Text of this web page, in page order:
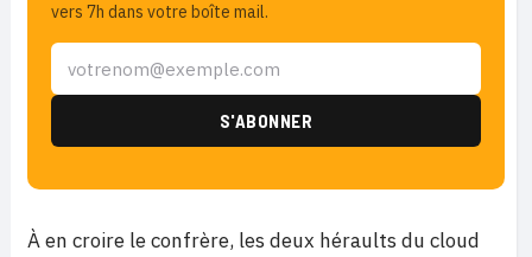
vers 7h dans votre boîte mail.
À en croire le confrère, les deux héraults du cloud